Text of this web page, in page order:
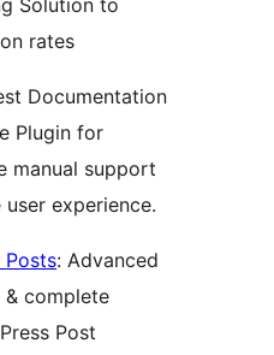
Solution to
rates
Documentation
Plugin for
manual support
experience.
Posts: Advanced
complete
Post